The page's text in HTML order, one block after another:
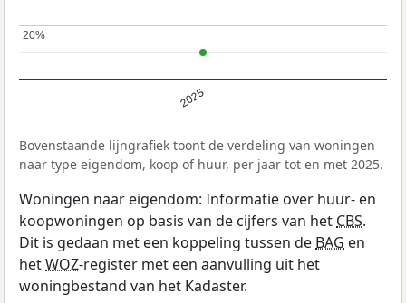
2025
20%
20%
Bovenstaande lijngrafiek toont de verdeling van woningen
naar type eigendom, koop of huur, per jaar tot en met 2025.
Woningen naar eigendom: Informatie over huur- en
koopwoningen op basis van de cijfers van hetCBS.
Dit is gedaan met een koppeling tussen deBAG en
hetWOZ-register met een aanvulling uit het
woningbestand van het Kadaster.